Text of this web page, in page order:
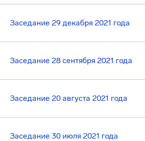
Заседание 29 декабря 2021 года
Заседание 28 сентября 2021 года
Заседание 20 августа 2021 года
Заседание 30 июля 2021 года